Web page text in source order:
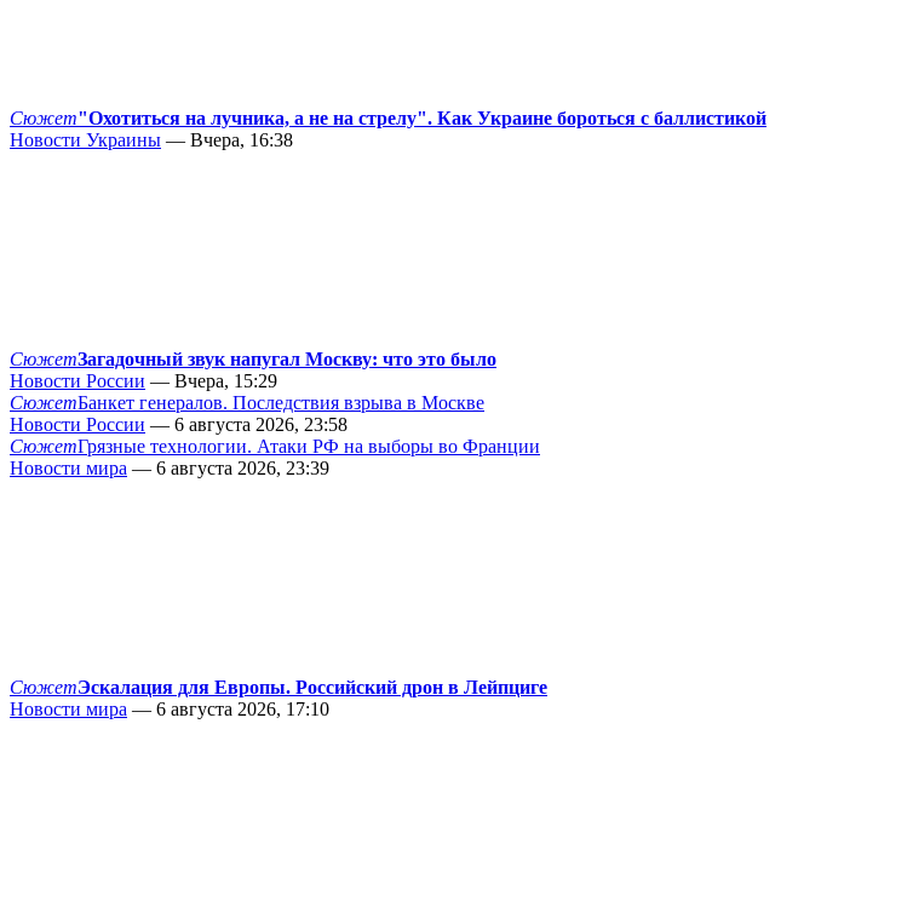
Сюжет"Охотиться на лучника, а не на стрелу". Как Украине бороться с баллистикой
Новости Украины — Вчера, 16:38
СюжетЗагадочный звук напугал Москву: что это было
Новости России — Вчера, 15:29
СюжетБанкет генералов. Последствия взрыва в Москве
Новости России — 6 августа 2026, 23:58
СюжетГрязные технологии. Атаки РФ на выборы во Франции
Новости мира — 6 августа 2026, 23:39
СюжетЭскалация для Европы. Российский дрон в Лейпциге
Новости мира — 6 августа 2026, 17:10